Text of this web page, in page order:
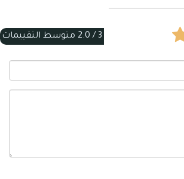
3 /
2.0 متوسط التقييمات